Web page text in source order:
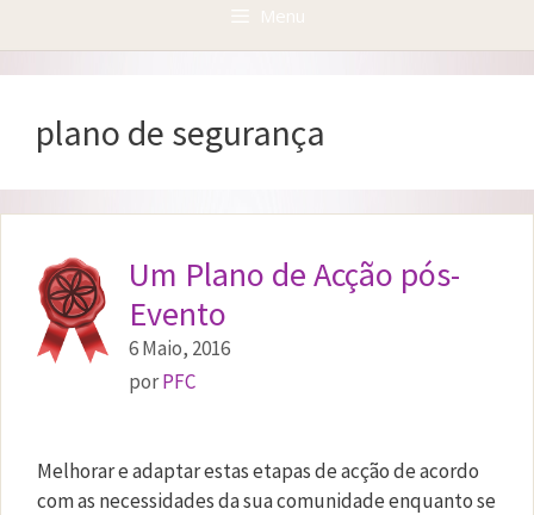
Menu
plano de segurança
Um Plano de Acção pós-
Evento
6 Maio, 2016
porPFC
Melhorar e adaptar estas etapas de acção de acordo
com as necessidades da sua comunidade enquanto se